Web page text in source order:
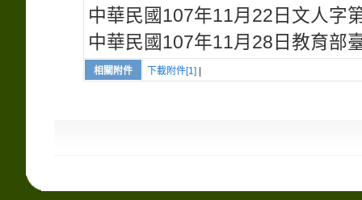
中華民國107年11月22日文人字
中華民國107年11月28日教育部
相關附件 下載附件[1]